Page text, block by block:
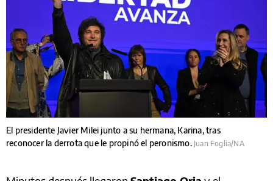
El presidente Javier Milei junto a su hermana, Karina, tras
reconocer la derrota que le propinó el peronismo. Juan Foglia/NA